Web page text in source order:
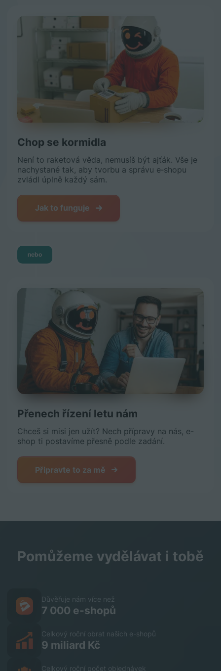
Chop se kormidla
Není to raketová věda, nemusíš být ajťák. Vše je
nachystané tak, aby tvorbu a správu e‑shopu
zvládl úplně každý sám.
Jak to funguje
nebo
Přenech řízení letu nám
Chceš si misi jen užít? Nech přípravy na nás, e-
shop ti postavíme přesně podle zadání.
Připravte to za mě
Pomůžeme vydělávat i tobě
Důvěřuje nám více než
7 000 e-shopů
Celkový roční obrat našich e-shopů
9 miliard Kč
Celkový roční počet objednávek